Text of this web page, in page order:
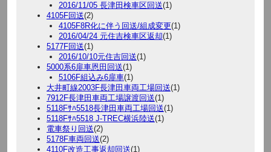
2016/11/05 長津田検車区回送(1)
4105F回送(2)
4105F8R化に伴う回送/組成変更(1)
2016/04/24 元住吉検車区返却(1)
5177F回送(1)
2016/10/10元住吉回送(1)
5000系6扉車恩田回送(1)
5106F組込み6扉車(1)
大井町線2003F長津田車両工場回送(1)
7912F長津田車両工場譲渡回送(1)
5118Fｻﾊ5518長津田車両工場回送(1)
5118Fｻﾊ5518 J-TREC横浜陸送(1)
電車祭り回送(2)
5178F車両回送(2)
4110F改造工事返却回送(1)